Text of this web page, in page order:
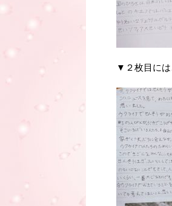
▼２枚目には